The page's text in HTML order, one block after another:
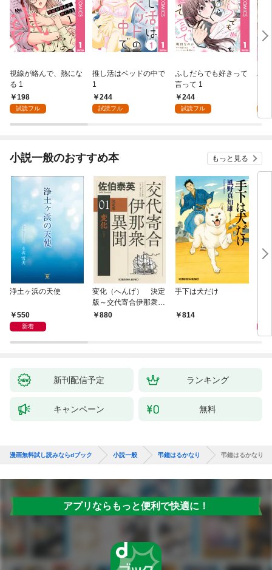
視線が絡んで、熱にな
る 1
198
試読フル
推し活はベッドの中で
1
244
試読フル
ふしだらでも好きって
言って 1
244
試読フル
パ
小説一般のおすすめ本 もっと見る
浄土ヶ浜の天使
550
新着
変化（へんげ） 決定
版～交代寄合伊那衆異
聞（1）～
880
手下は犬だけ
814
新刊配信予定 ランキング
キャンペーン 無料
漫画無料試し読みならdブック 小説一般 弔鐘はるかなり 弔鐘はるかなり
アプリならもっと便利で快適に！